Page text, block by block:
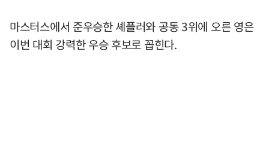
마스터스에서 준우승한 셰플러와 공동 3위에 오른 영은
이번 대회 강력한 우승 후보로 꼽힌다.